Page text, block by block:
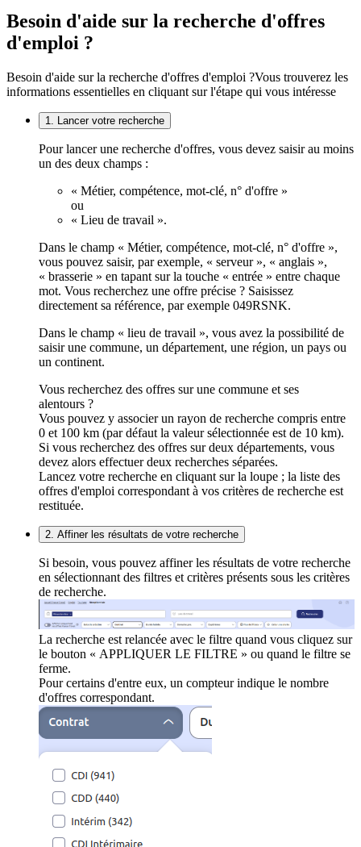
Besoin d'aide sur la recherche d'offres
d'emploi ?
Besoin d'aide sur la recherche d'offres d'emploi ?Vous trouverez les
informations essentielles en cliquant sur l'étape qui vous intéresse
1. Lancer votre recherche
Pour lancer une recherche d'offres, vous devez saisir au moins
un des deux champs :
« Métier, compétence, mot-clé, n° d'offre »
ou
« Lieu de travail ».
Dans le champ « Métier, compétence, mot-clé, n° d'offre »,
vous pouvez saisir, par exemple, « serveur », « anglais »,
« brasserie » en tapant sur la touche « entrée » entre chaque
mot. Vous recherchez une offre précise ? Saisissez
directement sa référence, par exemple 049RSNK.
Dans le champ « lieu de travail », vous avez la possibilité de
saisir une commune, un département, une région, un pays ou
un continent.
Vous recherchez des offres sur une commune et ses
alentours ?
Vous pouvez y associer un rayon de recherche compris entre
0 et 100 km (par défaut la valeur sélectionnée est de 10 km).
Si vous recherchez des offres sur deux départements, vous
devez alors effectuer deux recherches séparées.
Lancez votre recherche en cliquant sur la loupe ; la liste des
offres d'emploi correspondant à vos critères de recherche est
restituée.
2. Affiner les résultats de votre recherche
Si besoin, vous pouvez affiner les résultats de votre recherche
en sélectionnant des filtres et critères présents sous les critères
de recherche.
La recherche est relancée avec le filtre quand vous cliquez sur
le bouton « APPLIQUER LE FILTRE » ou quand le filtre se
ferme.
Pour certains d'entre eux, un compteur indique le nombre
d'offres correspondant.